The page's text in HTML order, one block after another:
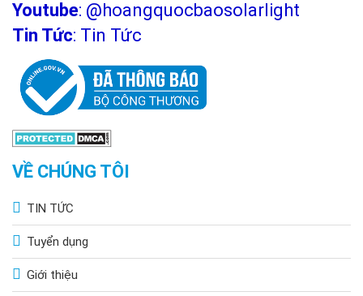
Youtube: @hoangquocbaosolarlight
Tin Tức: Tin Tức
VỀ CHÚNG TÔI
TIN TỨC
Tuyển dụng
Giới thiệu